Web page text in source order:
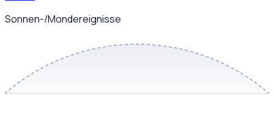
Sonnen-/Mondereignisse